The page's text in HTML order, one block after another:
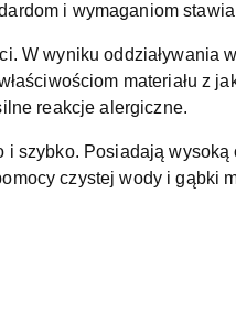
i wymaganiom
W wyniku oddziaływania
materiału z
reakcje alergiczne.
szybko. Posiadają
czystej wody i gąbki